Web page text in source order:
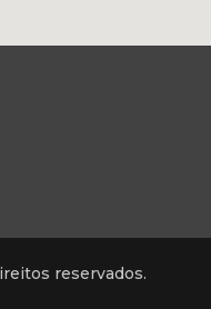
reservados.